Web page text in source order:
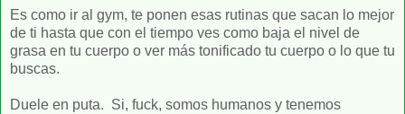
Es como ir al gym, te ponen esas rutinas que sacan lo mejor
de ti hasta que con el tiempo ves como baja el nivel de
grasa en tu cuerpo o ver más tonificado tu cuerpo o lo que tu
buscas.
Duele en puta. Si, fuck, somos humanos y tenemos